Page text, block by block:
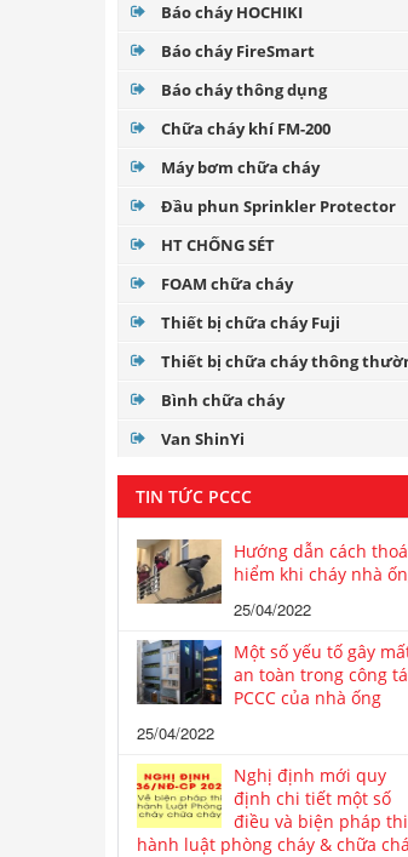
Báo cháy HOCHIKI
Báo cháy FireSmart
Báo cháy thông dụng
Chữa cháy khí FM-200
Máy bơm chữa cháy
Đầu phun Sprinkler Protector
HT CHỐNG SÉT
FOAM chữa cháy
Thiết bị chữa cháy Fuji
Thiết bị chữa cháy thông
Bình chữa cháy
Van ShinYi
TIN TỨC PCCC
Hướng dẫn cách
hiểm khi cháy nhà
25/04/2022
Một số yếu tố gây
an toàn trong công
PCCC của nhà ống
25/04/2022
Nghị định mới quy
định chi tiết một số
điều và biện pháp thi
hành luật phòng cháy & chữa